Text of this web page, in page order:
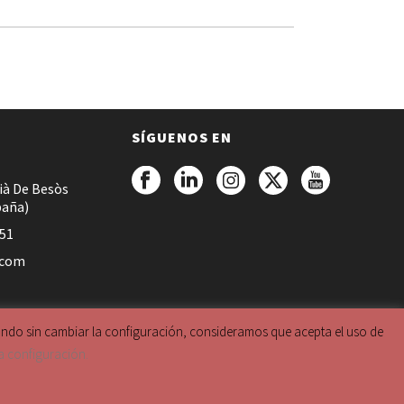
De Besòs
SÍGUENOS EN
generales de venta
sin cambiar la configuración, consideramos que acepta el uso de
configuración.